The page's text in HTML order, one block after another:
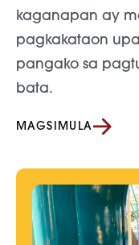
kaganapan ay
pagkakataon
pangako sa
bata.
MAGSIMULA